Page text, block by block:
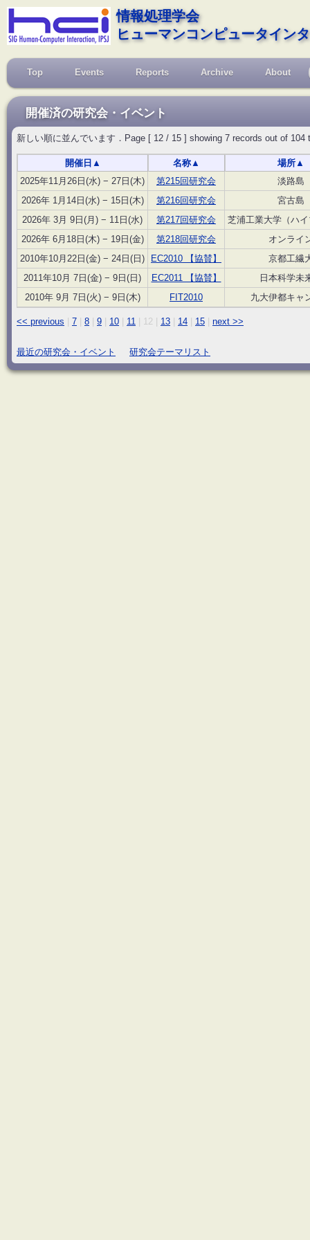
情報処理学会
ヒューマンコンピュータイン
Top Events Reports Archive About
開催済の研究会・イベント
新しい順に並んでいます．Page [ 12 / 15 ] showing 7 records out of
開催日 ▲ 名称 ▲ 場所 ▲
2025年11月26日(水) − 27日(木)
第215回研究会
淡路島
2026年 1月14日(水) − 15日(木)
第216回研究会
宮古島
2026年 3月 9日(月) − 11日(水)
第217回研究会
芝浦工業大学（ハ
2026年 6月18日(木) − 19日(金)
第218回研究会
オンライ
2010年10月22日(金) − 24日(日)
EC2010 【協賛】
京都工繊
2011年10月 7日(金) − 9日(日)
EC2011 【協賛】
日本科学未
2010年 9月 7日(火) − 9日(木)
FIT2010 九大伊都キャ
<< previous 7 8 9 10 11 12 13 14 15 next >>
最近の研究会・イベント 研究会テーマリスト